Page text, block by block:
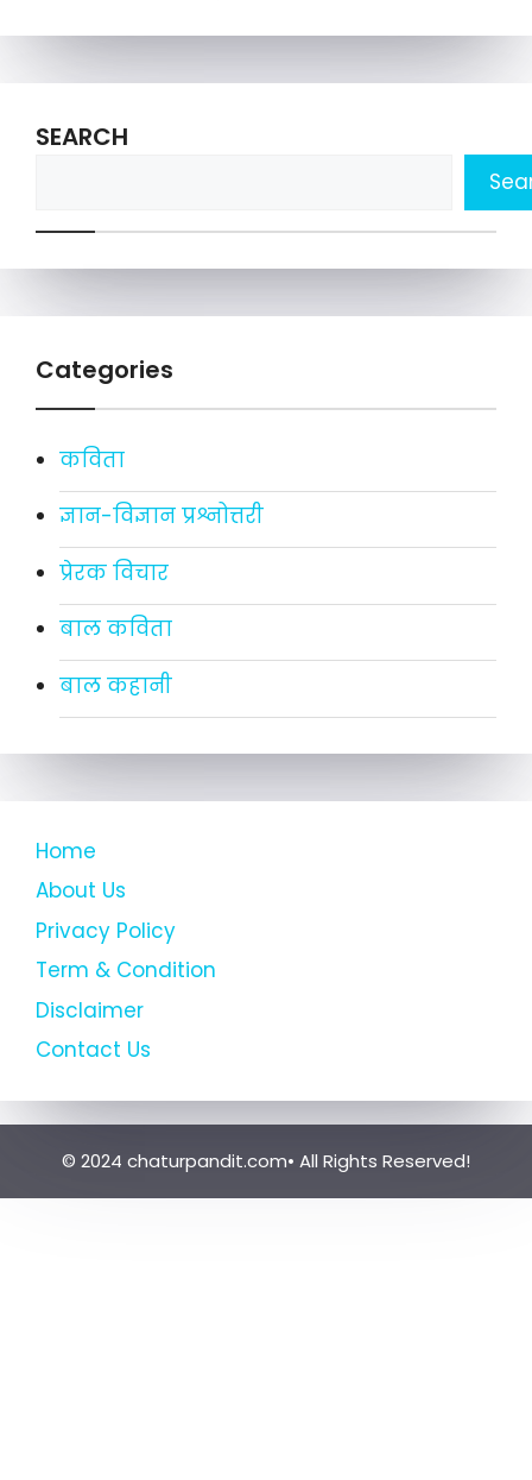
SEARCH
Categories
कविता
ज्ञान-विज्ञान प्रश्नोत्तरी
प्रेरक विचार
बाल कविता
बाल कहानी
Home
About Us
Privacy Policy
Term & Condition
Disclaimer
Contact Us
© 2024 chaturpandit.com• All Rights Reserved!